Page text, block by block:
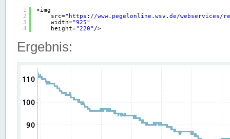
1
2
3
4
<img
src=" https://www.pegelonline.wsv.de/webservices/
width="925"
height="220" />
Ergebnis: